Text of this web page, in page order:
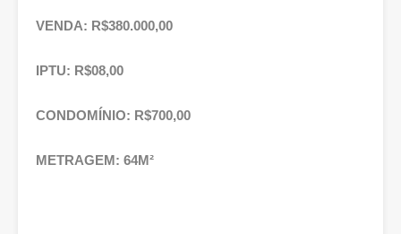
VENDA: R$380.000,00
IPTU: R$08,00
CONDOMÍNIO: R$700,00
METRAGEM: 64M²